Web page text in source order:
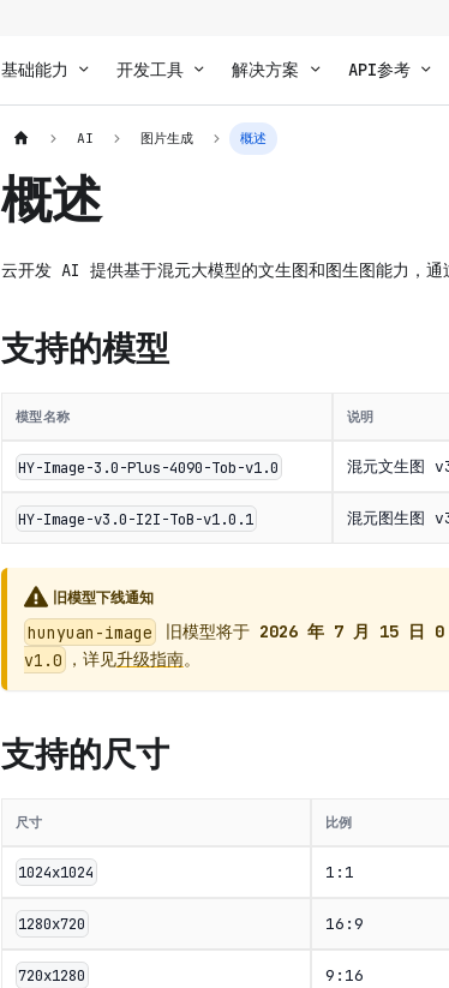
基础能力 开发工具 解决方案 API参考
AI 图片生成 概述
概述
云开发 AI 提供基于混元大模型的文生图和图生图能力，通
支持的模型
模型名称 说明
HY-Image-3.0-Plus-4090-Tob-v1.0 混元文生图
HY-Image-v3.0-I2I-ToB-v1.0.1 混元图生图
旧模型下线通知
hunyuan-image 旧模型将于 2026 年 7 月 15 日 0
v1.0 ，详见升级指南。
支持的尺寸
尺寸 比例
1024x1024 1:1
1280x720 16:9
720x1280 9:16